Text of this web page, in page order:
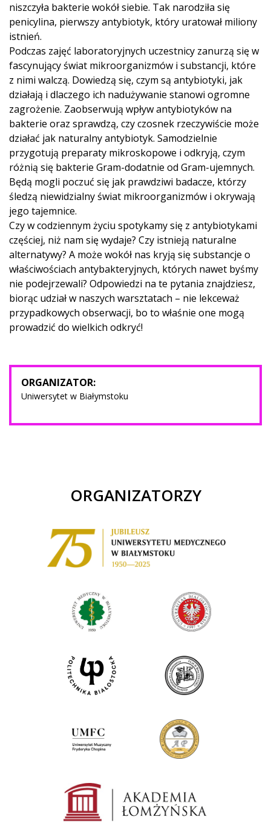
niszczyła bakterie wokół siebie. Tak narodziła się
penicylina, pierwszy antybiotyk, który uratował miliony
istnień.
Podczas zajęć laboratoryjnych uczestnicy zanurzą się w
fascynujący świat mikroorganizmów i substancji, które
z nimi walczą. Dowiedzą się, czym są antybiotyki, jak
działają i dlaczego ich nadużywanie stanowi ogromne
zagrożenie. Zaobserwują wpływ antybiotyków na
bakterie oraz sprawdzą, czy czosnek rzeczywiście może
działać jak naturalny antybiotyk. Samodzielnie
przygotują preparaty mikroskopowe i odkryją, czym
różnią się bakterie Gram-dodatnie od Gram-ujemnych.
Będą mogli poczuć się jak prawdziwi badacze, którzy
śledzą niewidzialny świat mikroorganizmów i okrywają
jego tajemnice.
Czy w codziennym życiu spotykamy się z antybiotykami
częściej, niż nam się wydaje? Czy istnieją naturalne
alternatywy? A może wokół nas kryją się substancje o
właściwościach antybakteryjnych, których nawet byśmy
nie podejrzewali? Odpowiedzi na te pytania znajdziesz,
biorąc udział w naszych warsztatach – nie lekceważ
przypadkowych obserwacji, bo to właśnie one mogą
prowadzić do wielkich odkryć!
ORGANIZATOR:
Uniwersytet w Białymstoku
ORGANIZATORZY